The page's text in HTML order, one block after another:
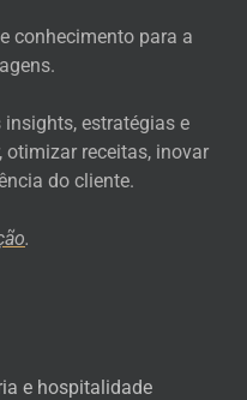
conhecimento para a
estratégias e
receitas, inovar
do cliente.
.
e hospitalidade